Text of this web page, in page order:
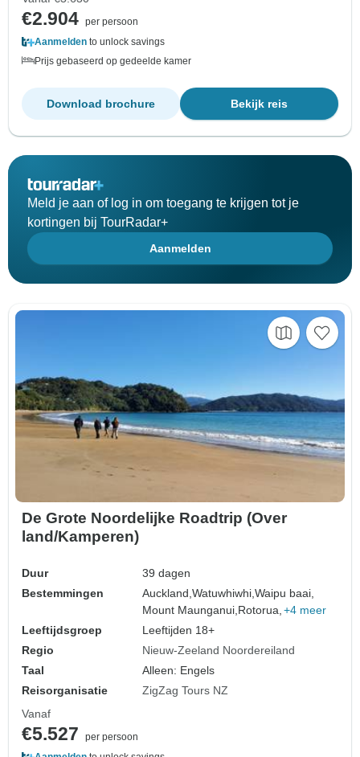
€2.904 per persoon
Aanmelden to unlock savings
Prijs gebaseerd op gedeelde kamer
Bekijk reis
Download brochure
Meld je aan of log in om toegang te krijgen tot je
kortingen bij TourRadar+
Aanmelden
De Grote Noordelijke Roadtrip (Over
land/Kamperen)
Duur
39 dagen
Bestemmingen
Auckland,Watuwhiwhi,Waipu baai,
Mount Maunganui,Rotorua, +4 meer
Leeftijdsgroep
Leeftijden 18+
Regio
Nieuw-Zeeland Noordereiland
Taal
Alleen: Engels
Reisorganisatie
ZigZag Tours NZ
Vanaf
€5.527
per persoon